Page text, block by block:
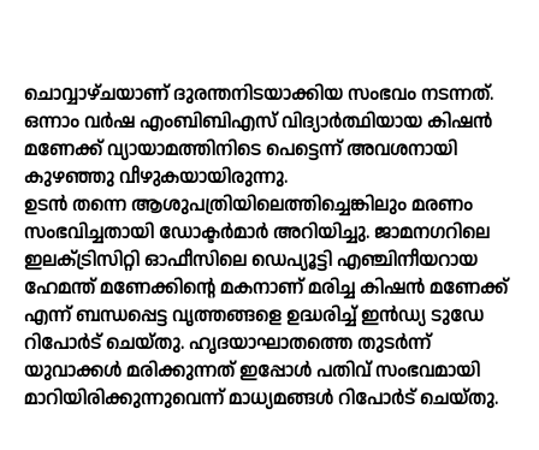
ചൊവ്വാഴ്ചയാണ് ദുരന്തനിടയാക്കിയ സംഭവം നടന്നത്.
ഒന്നാം വര്‍ഷ എംബിബിഎസ് വിദ്യാര്‍ത്ഥിയായ കിഷന്‍
മണേക്ക് വ്യായാമത്തിനിടെ പെട്ടെന്ന് അവശനായി
കുഴഞ്ഞു വീഴുകയായിരുന്നു.
ഉടന്‍ തന്നെ ആശുപത്രിയിലെത്തിച്ചെങ്കിലും മരണം
സംഭവിച്ചതായി ഡോക്ടര്‍മാര്‍ അറിയിച്ചു. ജാമനഗറിലെ
ഇലക്‌ട്രിസിറ്റി ഓഫീസിലെ ഡെപ്യൂട്ടി എഞ്ചിനീയറായ
ഹേമന്ത് മണേക്കിന്റെ മകനാണ് മരിച്ച കിഷന്‍ മണേക്ക്
എന്ന് ബന്ധപ്പെട്ട വൃത്തങ്ങളെ ഉദ്ധരിച്ച്‌ ഇന്‍ഡ്യ ടുഡേ
റിപോര്‍ട് ചെയ്തു. ഹൃദയാഘാതത്തെ തുടര്‍ന്ന്
യുവാക്കള്‍ മരിക്കുന്നത് ഇപ്പോള്‍ പതിവ് സംഭവമായി
മാറിയിരിക്കുന്നുവെന്ന് മാധ്യമങ്ങള്‍ റിപോര്‍ട് ചെയ്തു.